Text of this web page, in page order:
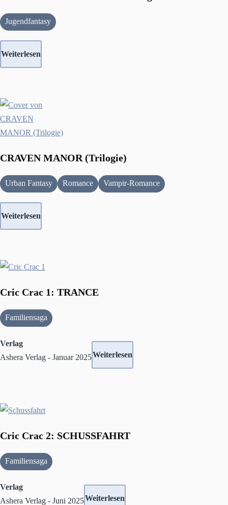
Jugendfantasy
Weiterlesen
CRAVEN MANOR (Trilogie)
Urban Fantasy Romance Vampir-Romance
Weiterlesen
Cric Crac 1: TRANCE
Familiensaga
Verlag
Ashera Verlag - Januar 2025Weiterlesen
Cric Crac 2: SCHUSSFAHRT
Familiensaga
Verlag
Ashera Verlag - Juni 2025Weiterlesen